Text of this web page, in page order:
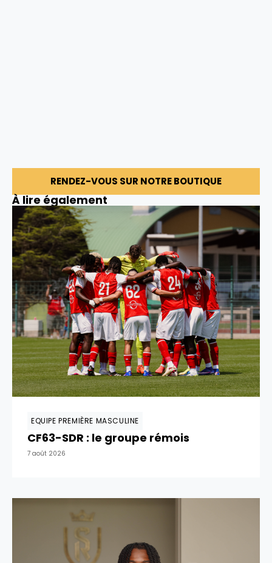
RENDEZ-VOUS SUR NOTRE BOUTIQUE
À lire également
EQUIPE PREMIÈRE MASCULINE
CF63-SDR : le groupe rémois
7 août 2026